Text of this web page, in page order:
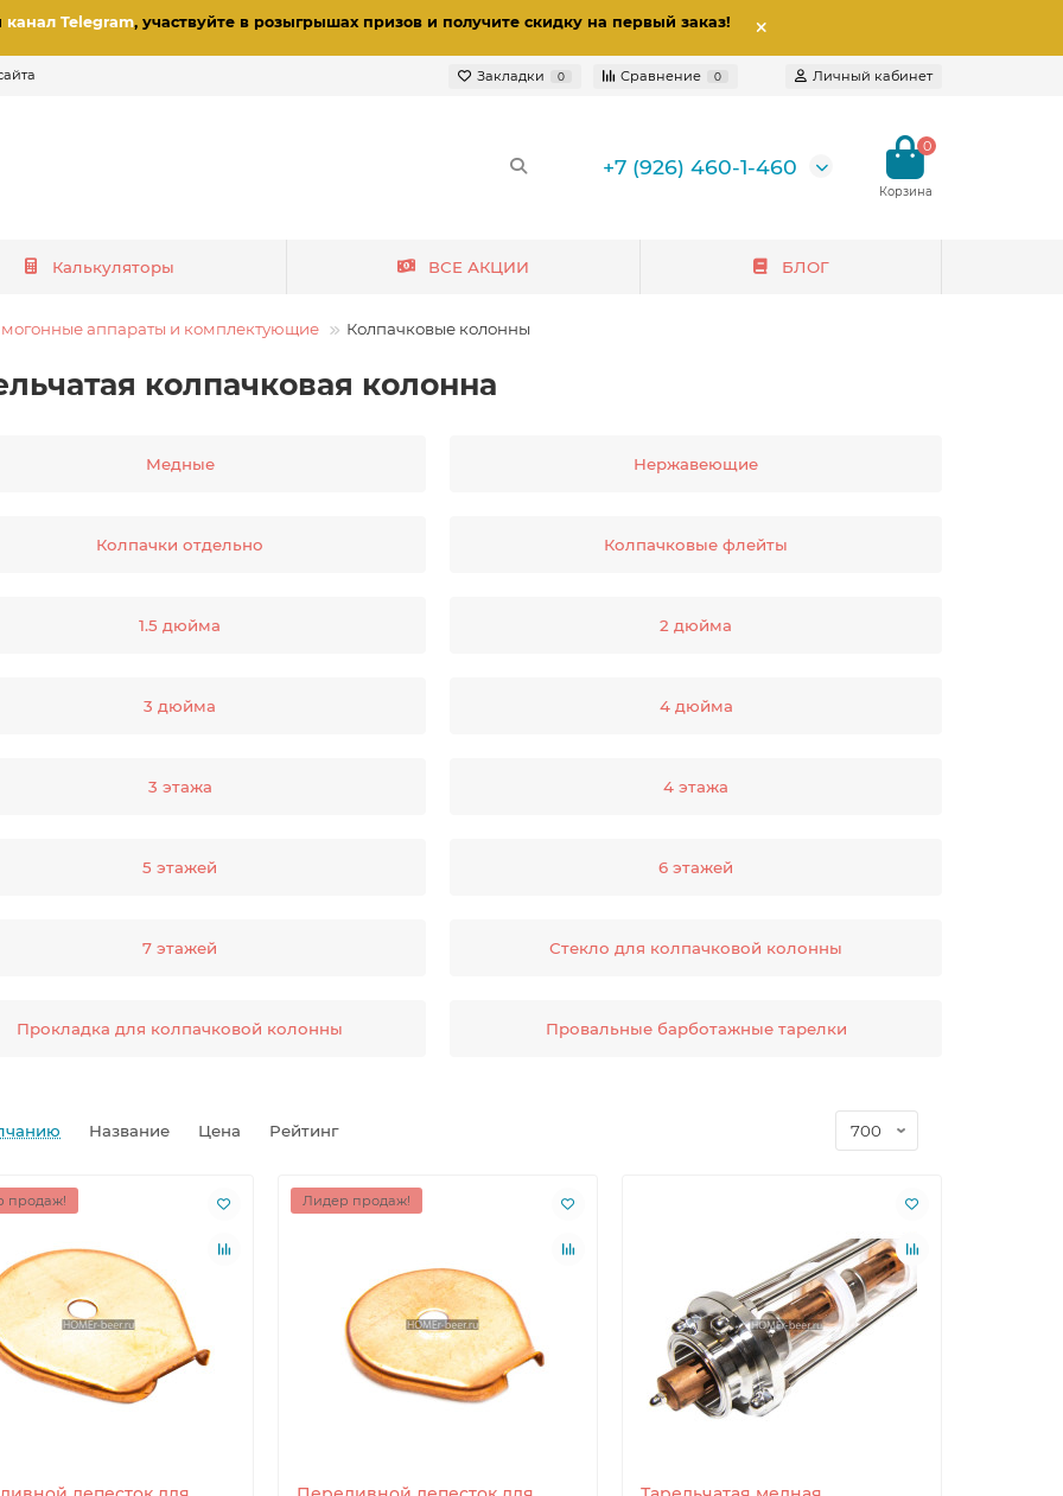
канал Telegram, участвуйте в розыгрышах призов и получите скидку на первый заказ!
Закладки 0 Сравнение 0 Личный кабинет
+7 (926) 460-1-460
0
Калькуляторы ВСЕ АКЦИИ БЛОГ
аппараты и комплектующие Колпачковые колонны
колпачковая колонна
Медные Нержавеющие
Колпачки отдельно Колпачковые флейты
1.5 дюйма 2 дюйма
3 дюйма 4 дюйма
3 этажа 4 этажа
5 этажей 6 этажей
7 этажей Стекло для колпачковой колонны
Прокладка для колпачковой колонны Провальные барботажные тарелки
Название Цена Рейтинг
продаж! Лидер продаж!